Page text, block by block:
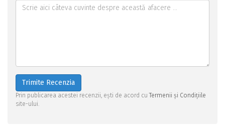
Trimite Recenzia
Prin publicarea acestei recenzii, ești de acord cuTermenii și Condițiile
site-ului.